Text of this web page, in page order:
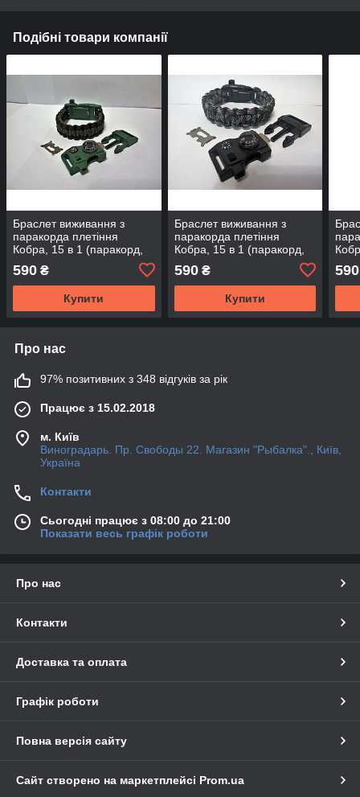
Подібні товари компанії
Браслет виживання з
паракорда плетіння
Кобра, 15 в 1 (паракорд,
кресало-кресало, свисток,
ріжуча кромка,
590 ₴
Купити
Браслет виживання з
паракорда плетіння
Кобра, 15 в 1 (паракорд,
кресало-кресало, свисток,
ріжуча кромка,
590₴
Купити
590
Про нас
97% позитивних з 348 відгуків за рік
Працює з 15.02.2018
м. Київ
Виноградарь. Пр. Свободы 22. Магазин "Рыбалка"., Київ,
Україна
Контакти
Сьогодні працює з 08:00 до 21:00
Показати весь графік роботи
Про нас
Контакти
Доставка та оплата
Графік роботи
Повна версія сайту
Сайт створено на маркетплейсі Prom.ua